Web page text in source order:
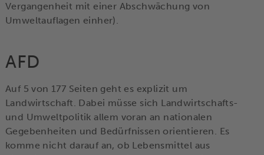
Vergangenheit mit einer Abschwächung von
Umweltauflagen einher).
AFD
Auf 5 von 177 Seiten geht es explizit um
Landwirtschaft. Dabei müsse sich Landwirtschafts-
und Umweltpolitik allem voran an nationalen
Gegebenheiten und Bedürfnissen orientieren. Es
komme nicht darauf an, ob Lebensmittel aus